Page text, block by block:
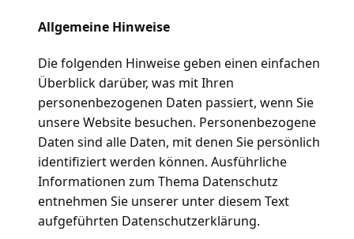
Allgemeine Hinweise
Die folgenden Hinweise geben einen einfachen
Überblick darüber, was mit Ihren
personenbezogenen Daten passiert, wenn Sie
unsere Website besuchen. Personenbezogene
Daten sind alle Daten, mit denen Sie persönlich
identifiziert werden können. Ausführliche
Informationen zum Thema Datenschutz
entnehmen Sie unserer unter diesem Text
aufgeführten Datenschutzerklärung.